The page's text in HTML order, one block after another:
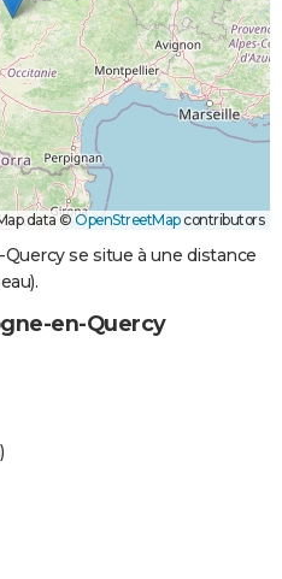
data ©OpenStreetMapcontributors
se situe à une distance
en-Quercy